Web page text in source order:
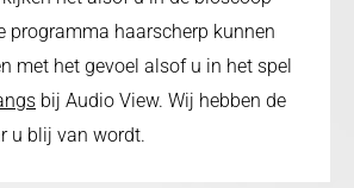
programma haarscherp kunnen
met het gevoel alsof u in het spel
bij Audio View. Wij hebben de
u blij van wordt.